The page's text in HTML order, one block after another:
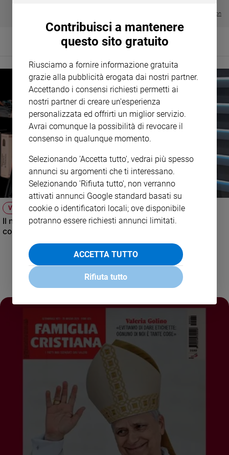
Contatti
Pubblicità
Registrati
Redazione
Visualizza tutte le collection
VIDEO
Il nuovo numero di Famiglia Cristiana raccontato dal
condirettore.
Contribuisci a mantenere
questo sito gratuito
Riusciamo a fornire informazione gratuita
grazie alla pubblicità erogata dai nostri partner.
Accettando i consensi richiesti permetti ai
nostri partner di creare un'esperienza
personalizzata ed offrirti un miglior servizio.
Avrai comunque la possibilità di revocare il
consenso in qualunque momento.
Selezionando 'Accetta tutto', vedrai più spesso
annunci su argomenti che ti interessano.
Selezionando 'Rifiuta tutto', non verranno
attivati annunci Google standard basati su
cookie o identificatori locali; ove disponibile
potranno essere richiesti annunci limitati.
ACCETTA TUTTO
Rifiuta tutto